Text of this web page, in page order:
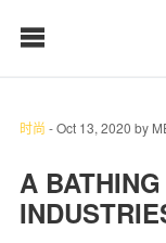
时尚 -Oct 13, 2020 by
A